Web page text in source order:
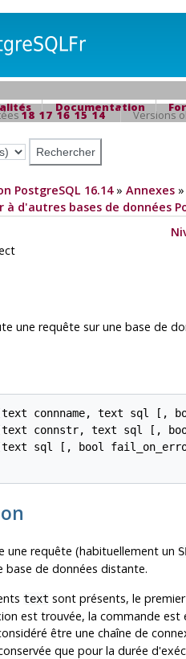
Documentation
18 17 16 15 14
Versions
PostgreSQL 16.14» Annexes
à d'autres bases de données
une requête sur une base de
connname, text sql [,
connstr, text sql [,
sql [, bool
une requête (habituellement un
base de données distante.
text sont présents, le
est trouvée, la commande
être une chaîne de
que pour la durée